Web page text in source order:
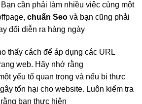
cần phải làm nhiều việc cùng một
chuẩn Seo và bạn cũng phải
đổi diễn ra hàng ngày
thấy cách để áp dụng các URL
web. Hãy nhớ rằng
yếu tố quan trọng và nếu bị thực
tổn hại cho website. Luôn kiểm tra
bạn thực hiện